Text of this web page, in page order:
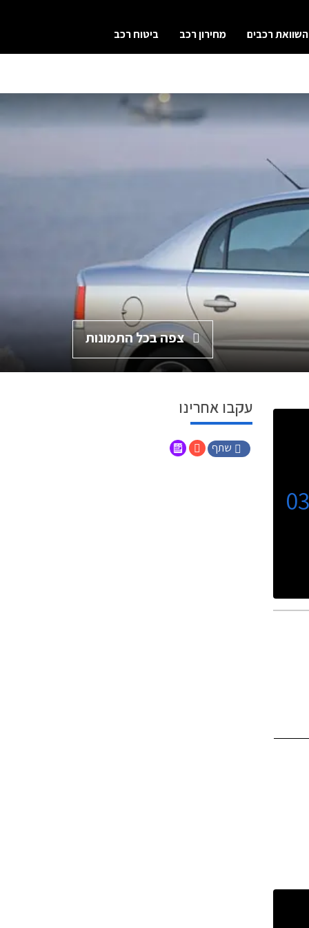
השוואת רכבים מחירון רכב ביטוח רכב
צפה בכל התמונות
עקבו אחרינו
שתף